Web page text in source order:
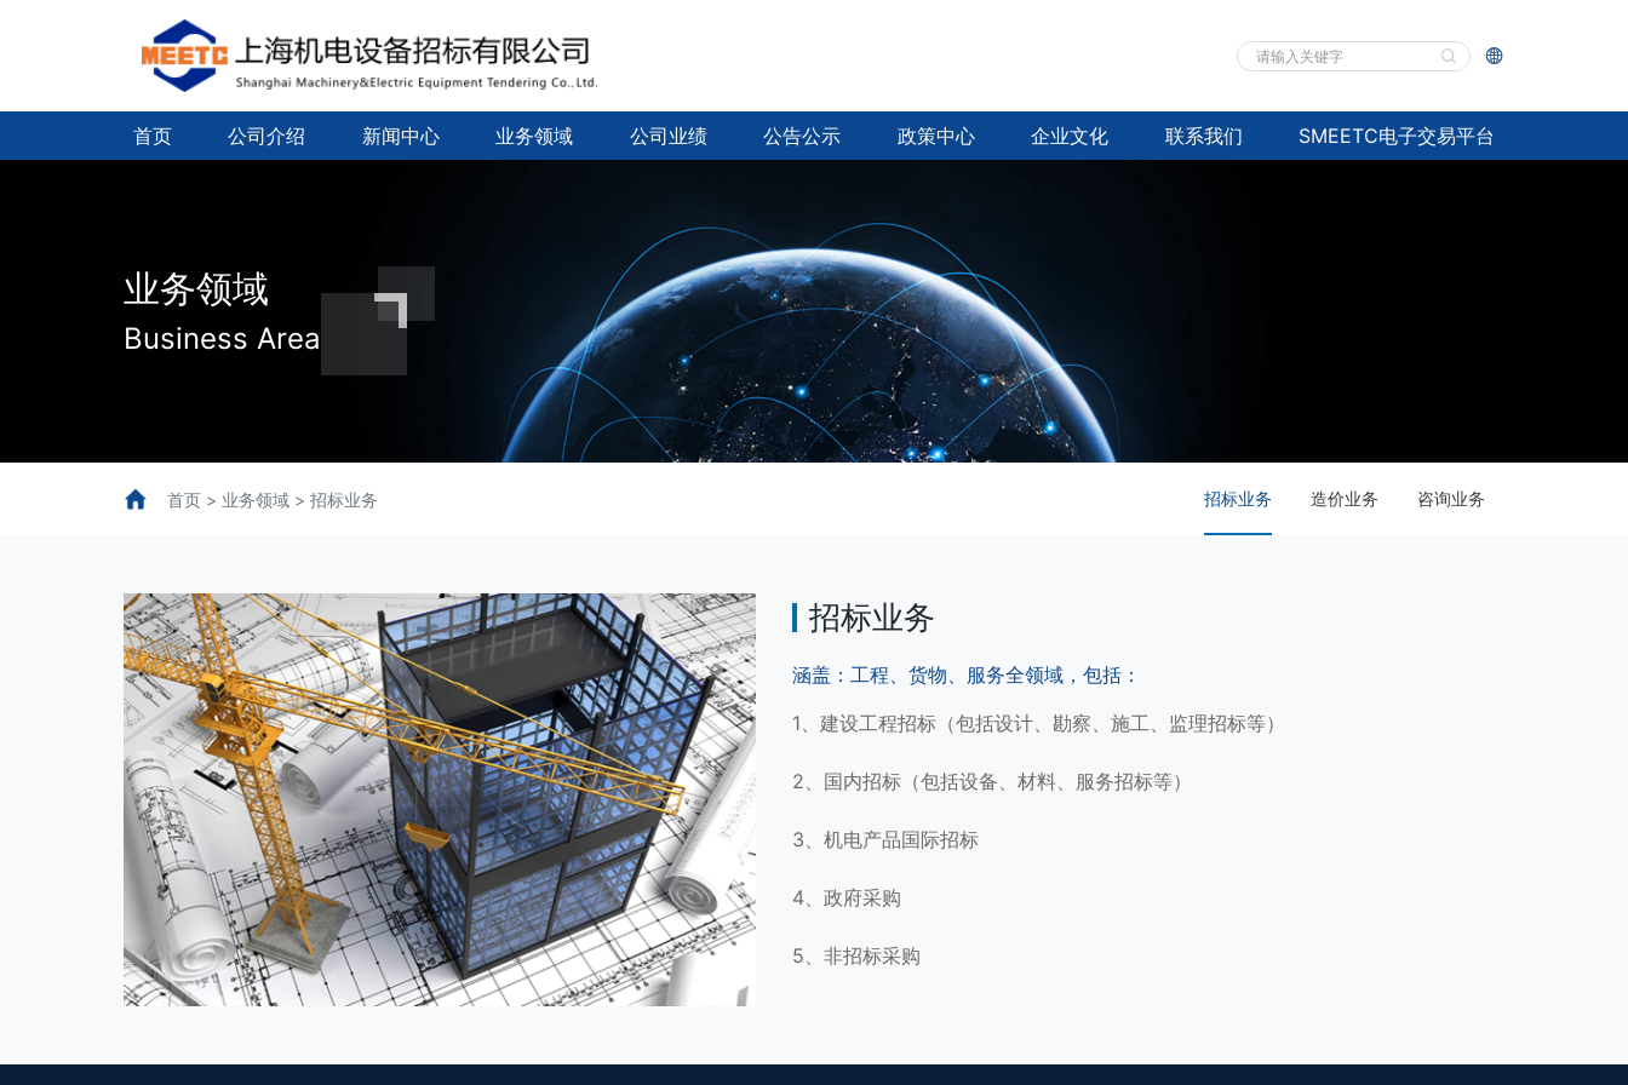
 
首页 公司介绍 新闻中心 业务领域 公司业绩 公告公示 政策中心 企业文化 联系我们 SMEETC电子交易平台
业务领域
Business Area
首页 > 业务领域 > 招标业务 招标业务 造价业务 咨询业务
招标业务
涵盖：工程、货物、服务全领域，包括：
1、建设工程招标（包括设计、勘察、施工、监理招标等）
2、国内招标（包括设备、材料、服务招标等）
3、机电产品国际招标
4、政府采购
5、非招标采购